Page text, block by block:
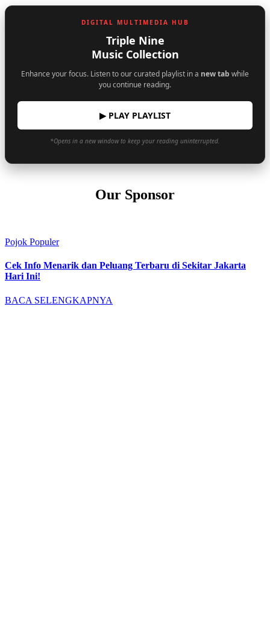
DIGITAL MULTIMEDIA HUB
Triple Nine
Music Collection
Enhance your focus. Listen to our curated playlist in a new tab while
you continue reading.
▶ PLAY PLAYLIST
*Opens in a new window to keep your reading uninterrupted.
Our Sponsor
Pojok Populer
Cek Info Menarik dan Peluang Terbaru di Sekitar Jakarta
Hari Ini!
BACA SELENGKAPNYA